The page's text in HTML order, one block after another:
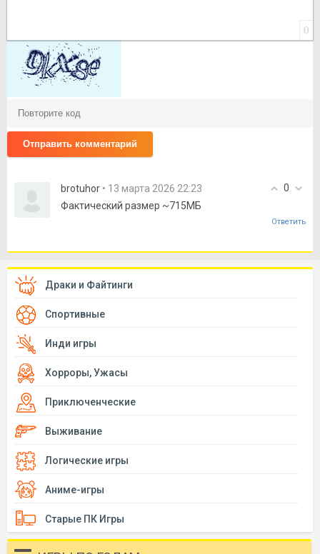
0
Отправить комментарий
0
brotuhor • 13 марта 2026 22:23
Фактический размер ~715МБ
Ответить
Драки и Файтинги
Спортивные
Инди игры
Хорроры, Ужасы
Приключенческие
Выживание
Логические игры
Аниме-игры
Старые ПК Игры